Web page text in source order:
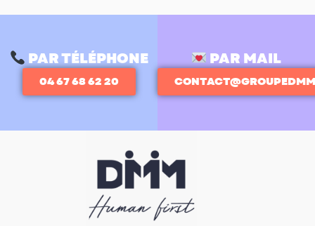
PAR TÉLÉPHONE
04 67 68 62 20
PAR MAIL